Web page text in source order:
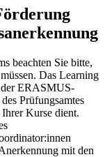
beachten Sie bitte,
Das Learning
der ERASMUS-
Prüfungsamtes
Kurse dient.
mit den